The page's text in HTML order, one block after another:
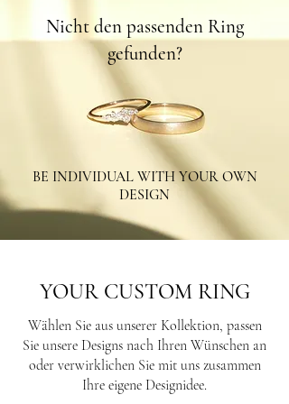
Nicht den passenden Ring
gefunden?
BE INDIVIDUAL WITH YOUR OWN
DESIGN
YOUR CUSTOM RING
Wählen Sie aus unserer Kollektion, passen
Sie unsere Designs nach Ihren Wünschen an
oder verwirklichen Sie mit uns zusammen
Ihre eigene Designidee.